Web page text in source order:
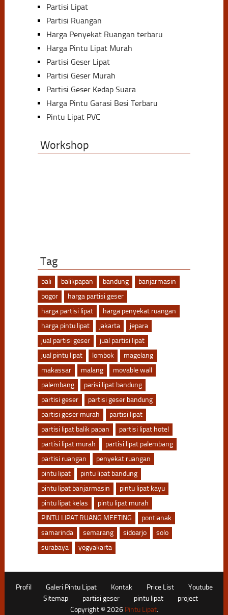
Partisi Lipat
Partisi Ruangan
Harga Penyekat Ruangan terbaru
Harga Pintu Lipat Murah
Partisi Geser Lipat
Partisi Geser Murah
Partisi Geser Kedap Suara
Harga Pintu Garasi Besi Terbaru
Pintu Lipat PVC
Workshop
Tag
bali balikpapan bandung
banjarmasin
bogor
harga partisi geser
harga partisi lipat
harga penyekat ruangan
harga pintu lipat
jakarta
jepara
jual partisi geser
jual partisi lipat
jual pintu lipat
lombok
magelang
makassar
malang
movable wall
palembang
parisi lipat bandung
partisi geser
partisi geser bandung
partisi geser murah
partisi lipat
partisi lipat balik papan
partisi lipat hotel
partisi lipat murah
partisi lipat palembang
partisi ruangan
penyekat ruangan
pintu lipat
pintu lipat bandung
pintu lipat banjarmasin
pintu lipat kayu
pintu lipat kelas
pintu lipat murah
PINTU LIPAT RUANG MEETING
pontianak
samarinda
semarang sidoarjo
solo
surabaya
yogyakarta
Profil Galeri Pintu Lipat Kontak Price List
Youtube
Sitemap
partisi geser pintu lipat
project
Copyright © 2026 Pintu Lipat.